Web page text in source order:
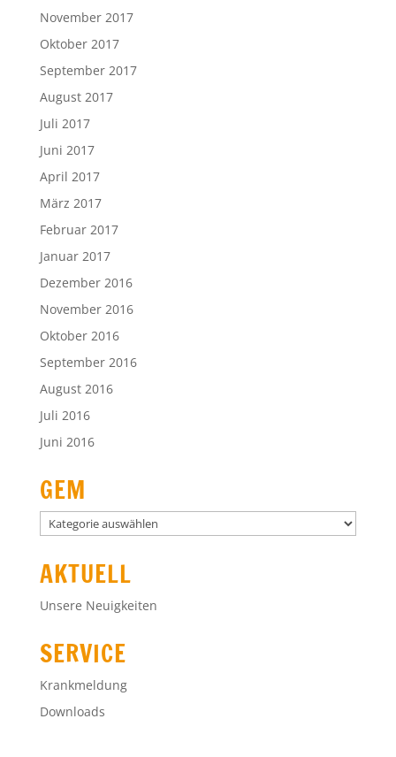
November 2017
Oktober 2017
September 2017
August 2017
Juli 2017
Juni 2017
April 2017
März 2017
Februar 2017
Januar 2017
Dezember 2016
November 2016
Oktober 2016
September 2016
August 2016
Juli 2016
Juni 2016
GEM
GEM
AKTUELL
Unsere Neuigkeiten
SERVICE
Krankmeldung
Downloads